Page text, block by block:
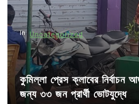
o
n
In Uncategorized
কুমিল্লা প্রেস ক্লাবের নির্বাচন
জন্য ৩৩ জন প্রার্থী ভোটযুদ্ধে